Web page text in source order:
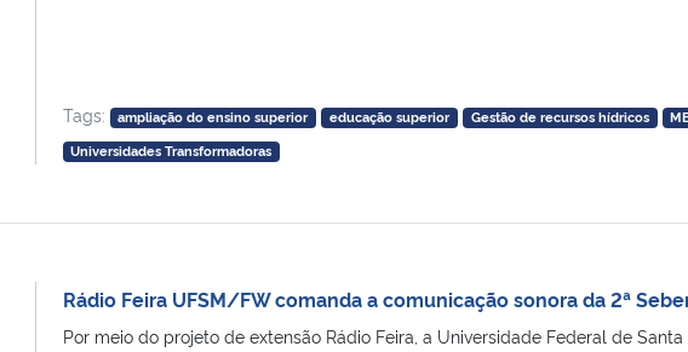
Tags: ampliação do ensino superior educação superior Gestão de recursos hídricos
Universidades Transformadoras
Rádio Feira UFSM/FW comanda a comunicação sonora da 2ª
Por meio do projeto de extensão Rádio Feira, a Universidade Federal de